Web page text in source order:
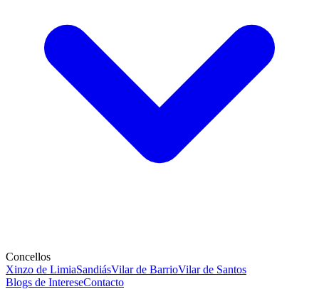
Concellos
Xinzo de LimiaSandiásVilar de BarrioVilar de Santos
Blogs de IntereseContacto